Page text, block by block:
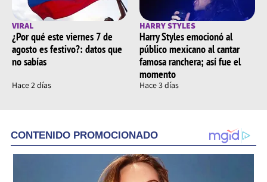
VIRAL
¿Por qué este viernes 7 de
agosto es festivo?: datos que
no sabías
Hace 2 días
HARRY STYLES
Harry Styles emocionó al
público mexicano al cantar
famosa ranchera; así fue el
momento
Hace 3 días